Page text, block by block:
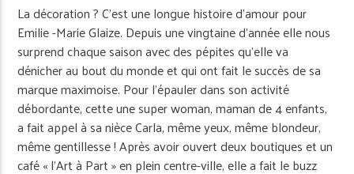
La décoration ? C’est une longue histoire d’amour pour
Emilie -Marie Glaize. Depuis une vingtaine d’année elle nous
surprend chaque saison avec des pépites qu’elle va
dénicher au bout du monde et qui ont fait le succès de sa
marque maximoise. Pour l’épauler dans son activité
débordante, cette une super woman, maman de 4 enfants,
a fait appel à sa nièce Carla, même yeux, même blondeur,
même gentillesse ! Après avoir ouvert deux boutiques et un
café « l’Art à Part » en plein centre-ville, elle a fait le buzz